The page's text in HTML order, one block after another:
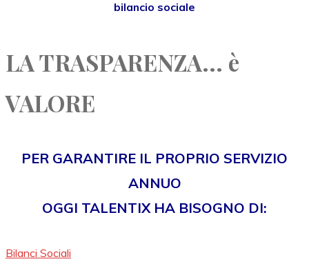
bilancio sociale
LA TRASPARENZA... è
VALORE
PER GARANTIRE IL PROPRIO SERVIZIO
ANNUO
OGGI TALENTIX HA BISOGNO DI:
Bilanci Sociali